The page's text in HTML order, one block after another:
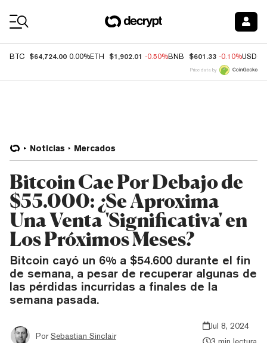
BTC $64,724.00 0.00%ETH $1,902.01 -0.50%BNB $601.33 -0.10%USDC
Price data by
Noticias Mercados
Bitcoin Cae Por Debajo de
$55.000: ¿Se Aproxima
Una Venta 'Significativa' en
Los Próximos Meses?
Bitcoin cayó un 6% a $54.600 durante el fin
de semana, a pesar de recuperar algunas de
las pérdidas incurridas a finales de la
semana pasada.
Por Sebastian Sinclair
Jul 8, 2024